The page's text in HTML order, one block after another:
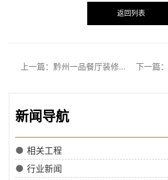
返回列表
上一篇：黔州一品餐厅装修成功交付
新闻导航
● 相关工程
● 行业新闻